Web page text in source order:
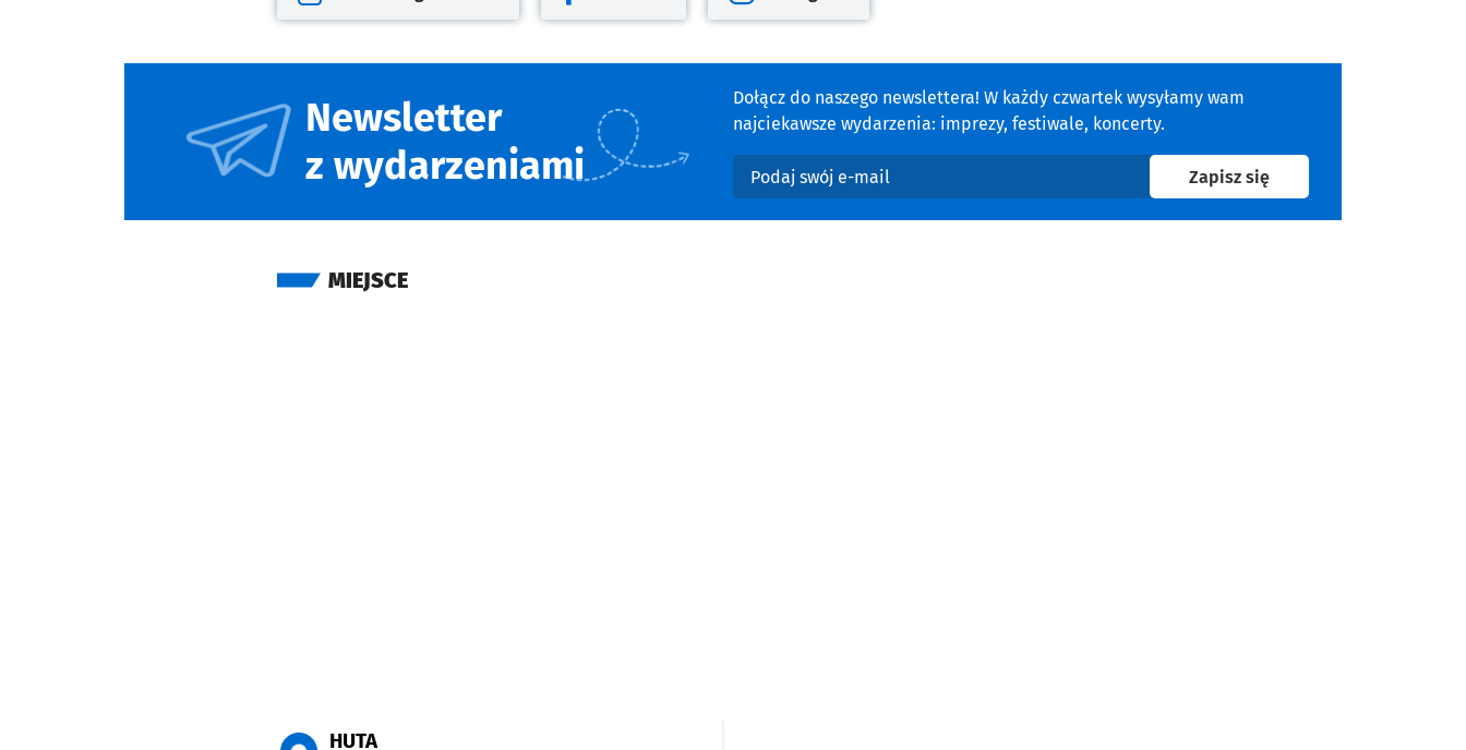
Otwiera się w nowej karcie Otwiera się w nowej karcieOtwiera się w nowej karcie
Newsletter
z wydarzeniami
Dołącz do naszego newslettera! W każdy czwartek wysyłamy wam
najciekawsze wydarzenia: imprezy, festiwale, koncerty.
Podaj swój e-mail
Zapisz sięna newsletter
MIEJSCE
HUTA